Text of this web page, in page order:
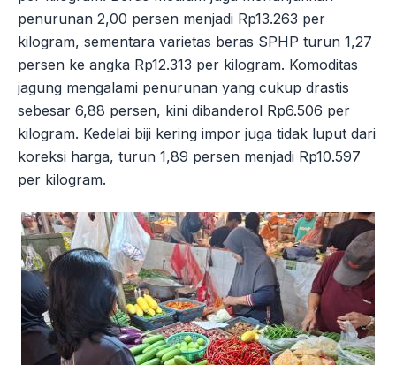
penurunan 2,00 persen menjadi Rp13.263 per
kilogram, sementara varietas beras SPHP turun 1,27
persen ke angka Rp12.313 per kilogram. Komoditas
jagung mengalami penurunan yang cukup drastis
sebesar 6,88 persen, kini dibanderol Rp6.506 per
kilogram. Kedelai biji kering impor juga tidak luput dari
koreksi harga, turun 1,89 persen menjadi Rp10.597
per kilogram.